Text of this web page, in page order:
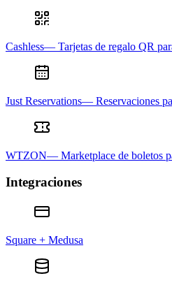
Cashless— Tarjetas de regalo QR
Just Reservations— Reservaciones
WTZON— Marketplace de boletos
Integraciones
Square + Medusa